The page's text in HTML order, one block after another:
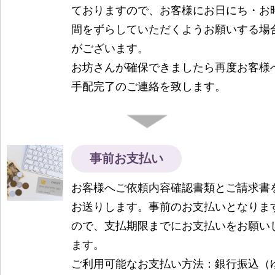
ておりますので、お客様にお日にち・お
間をずらしていただくようお願いする場
がございます。
お坊さんが確保できましたら再度お客様
手配完了のご連絡を致します。
事前お支払い
お客様へご依頼内容確認書類とご請求書
お送りします。事前のお支払いとなりま
ので、支払期限までにお支払いをお願い
ます。
ご利用可能なお支払い方法：銀行振込（